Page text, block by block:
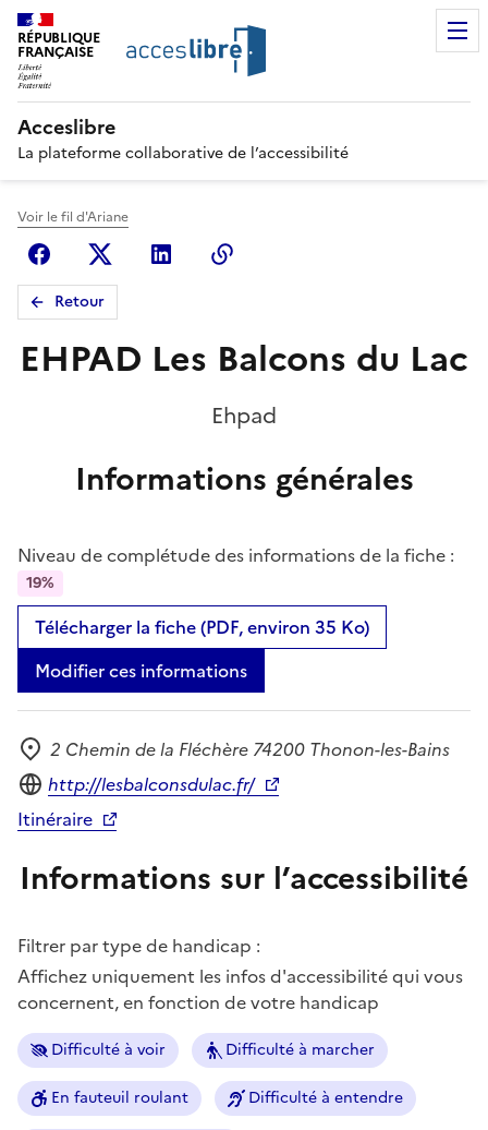
RÉPUBLIQUE
FRANÇAISE
Acceslibre
La plateforme collaborative de l’accessibilité
Voir le fil d'Ariane
FacebookX (anciennement Twitter)
Linkedin
Retour
EHPAD Les Balcons du Lac
Ehpad
Informations générales
Niveau de complétude des informations de la fiche :
19%
Télécharger la fiche (PDF, environ 35 Ko)
Modifier ces informations
Adresse
2 Chemin de la Fléchère 74200 Thonon-les-Bains
Site internet
http://lesbalconsdulac.fr/
Itinéraire
Informations sur l’accessibilité
Filtrer par type de handicap :
Affichez uniquement les infos d'accessibilité qui vous
concernent, en fonction de votre handicap
Difficulté à voir Difficulté à marcher
En fauteuil roulant Difficulté à entendre